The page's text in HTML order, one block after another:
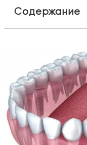
Содержание